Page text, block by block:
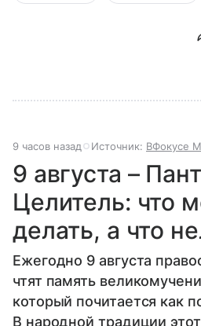
9 часов назад Источник: ВФокусе
9 августа –
Целитель: что
делать, а что
Ежегодно 9 августа
чтят память
который почитается как
В народной традиции